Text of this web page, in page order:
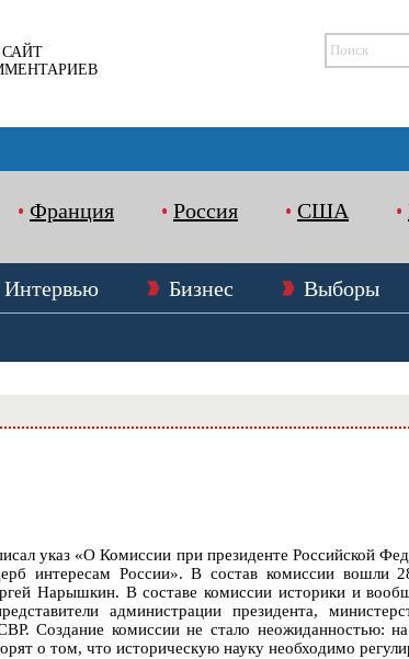
Франция Россия США
Интервью Бизнес Выборы
указ «О Комиссии при президенте Российской
интересам России». В состав комиссии вошли 28
Нарышкин. В составе комиссии историки и
администрации президента,
Создание комиссии не стало неожиданностью:
о том, что историческую науку необходимо